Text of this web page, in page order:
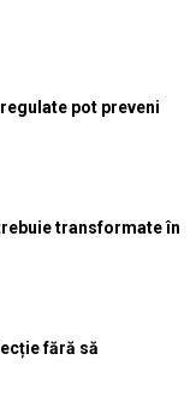
pot preveni
transformate în
fără să